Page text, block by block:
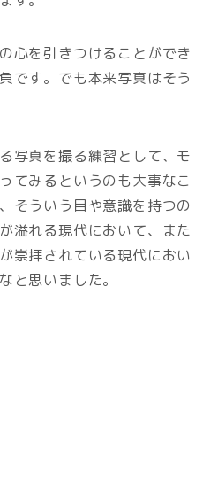
心を引きつけることができ
です。でも本来写真はそう
写真を撮る練習として、モ
てみるというのも大事なこ
そういう目や意識を持つの
溢れる現代において、また
崇拝されている現代におい
と思いました。